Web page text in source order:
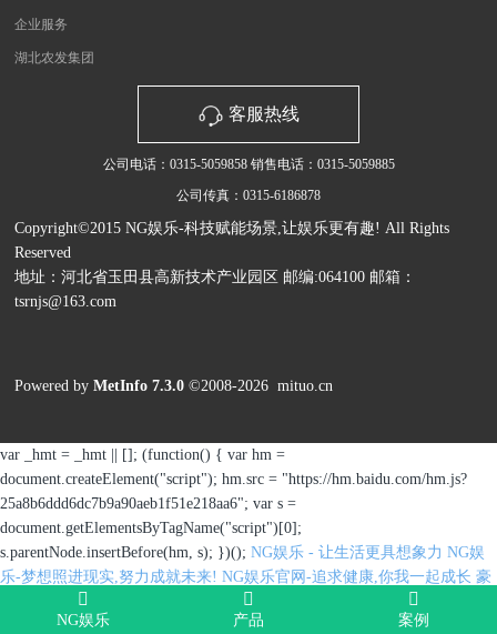
企业服务
湖北农发集团
客服热线
公司电话：0315-5059858 销售电话：0315-5059885
公司传真：0315-6186878
Copyright©2015 NG娱乐-科技赋能场景,让娱乐更有趣! All Rights
Reserved
地址：河北省玉田县高新技术产业园区 邮编:064100 邮箱：
tsrnjs@163.com
Powered byMetInfo 7.3.0 ©2008-2026mituo.cn
NG娱乐 产品 案例
var _hmt = _hmt || []; (function() { var hm =
document.createElement("script"); hm.src = "https://hm.baidu.com/hm.js?
25a8b6ddd6dc7b9a90aeb1f51e218aa6"; var s =
document.getElementsByTagName("script")[0];
s.parentNode.insertBefore(hm, s); })(); NG娱乐 - 让生活更具想象力 NG娱
乐-梦想照进现实,努力成就未来! NG娱乐官网-追求健康,你我一起成长 豪
门国际官网-追求健康,你我一起成长
LOGIN_豪门国际_豪门国际共创美